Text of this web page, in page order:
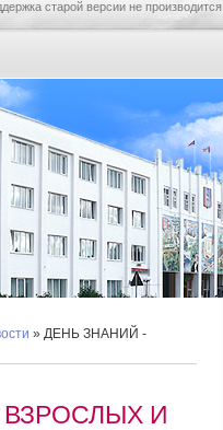
старой версии не производится.
» ДЕНЬ ЗНАНИЙ -
И